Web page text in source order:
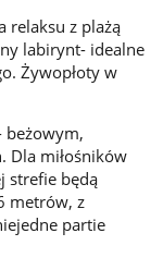
relaksu z plażą
labirynt- idealne
Żywopłoty w
beżowym,
Dla miłośników
strefie będą
metrów, z
partie